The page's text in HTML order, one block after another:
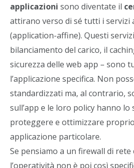
applicazioni sono diventate il
attirano verso di sé tutti i servizi
(application-affine). Questi
bilanciamento del carico, il
sicurezza delle web app – sono
l’applicazione specifica. Non
standardizzati ma, al contrario,
sull’app e le loro policy hanno
proteggere e ottimizzare
applicazione particolare.
Se pensiamo a un firewall di rete
l’operatività non è poi così